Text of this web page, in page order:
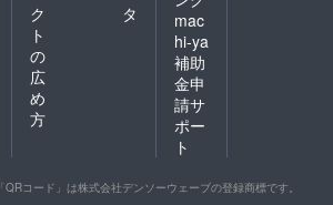
ク
ト
の
広
め
方
タ
mac
hi-ya
補助
金申
請サ
ポー
ト
「QRコード」は株式会社デンソーウェーブの登録商標です。